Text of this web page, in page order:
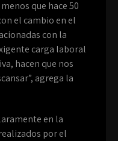
que hace 50
el cambio en el
con la
carga laboral
hacen que nos
agrega la
en la
por el